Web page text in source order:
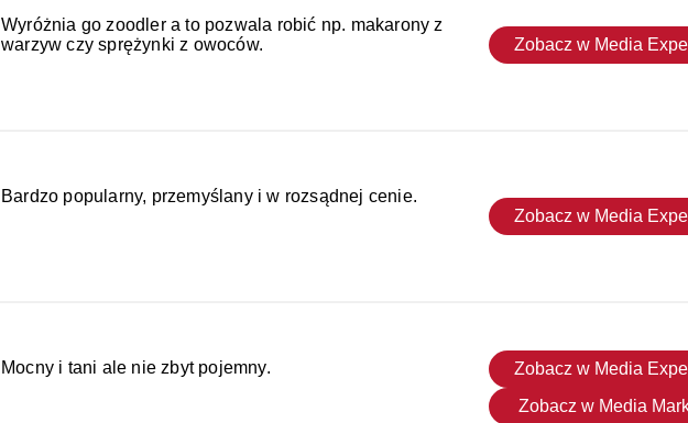
Wyróżnia go zoodler a to pozwala robić np. makarony z
warzyw czy sprężynki z owoców.
Zobacz w Media
Bardzo popularny, przemyślany i w rozsądnej cenie.
Zobacz w Media
Mocny i tani ale nie zbyt pojemny.
Zobacz w Media
Zobacz w Media